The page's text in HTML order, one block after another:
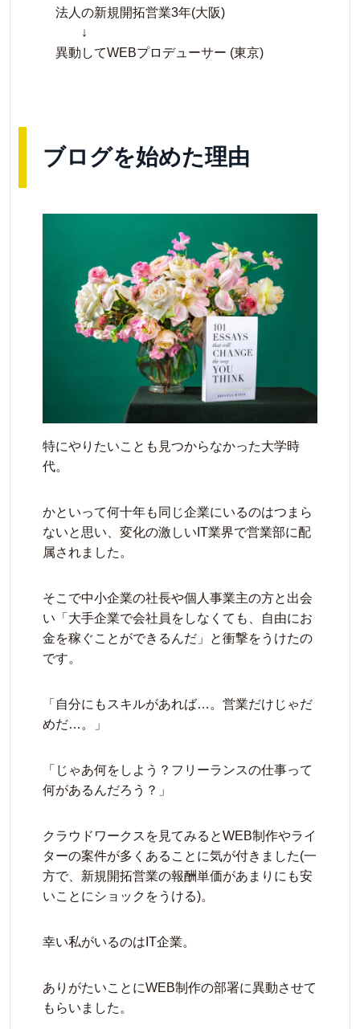
法人の新規開拓営業3年(大阪)
↓
異動してWEBプロデューサー (東京)
ブログを始めた理由
特にやりたいことも見つからなかった大学時
代。
かといって何十年も同じ企業にいるのはつまら
ないと思い、変化の激しいIT業界で営業部に配
属されました。
そこで中小企業の社長や個人事業主の方と出会
い「大手企業で会社員をしなくても、自由にお
金を稼ぐことができるんだ」と衝撃をうけたの
です。
「自分にもスキルがあれば…。営業だけじゃだ
めだ…。」
「じゃあ何をしよう？フリーランスの仕事って
何があるんだろう？」
クラウドワークスを見てみるとWEB制作やライ
ターの案件が多くあることに気が付きました(一
方で、新規開拓営業の報酬単価があまりにも安
いことにショックをうける)。
幸い私がいるのはIT企業。
ありがたいことにWEB制作の部署に異動させて
もらいました。